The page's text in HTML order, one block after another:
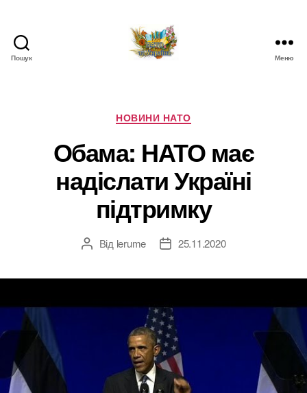
Пошук
Новини
про
НАТО
в
Україні
Меню
Категорії
НОВИНИ НАТО
Обама: НАТО має
надіслати Україні
підтримку
Автор
Від lerume
Дата25.11.2020